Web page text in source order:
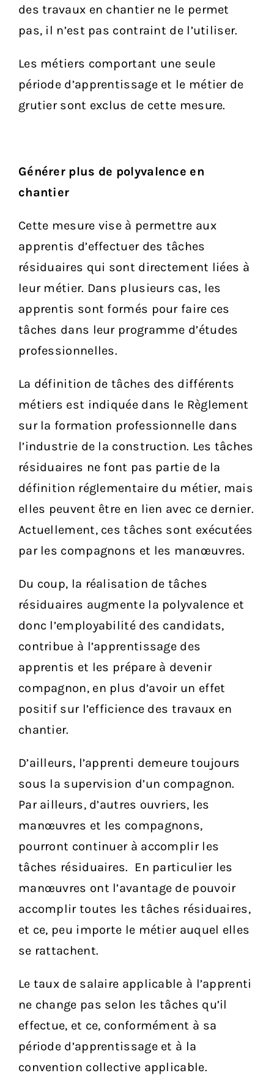
des travaux en chantier ne le permet
pas, il n’est pas contraint de l’utiliser.
Les métiers comportant une seule
période d’apprentissage et le métier de
grutier sont exclus de cette mesure.
Générer plus de polyvalence en
chantier
Cette mesure vise à permettre aux
apprentis d’effectuer des tâches
résiduaires qui sont directement liées à
leur métier. Dans plusieurs cas, les
apprentis sont formés pour faire ces
tâches dans leur programme d’études
professionnelles.
La définition de tâches des différents
métiers est indiquée dans le Règlement
sur la formation professionnelle dans
l’industrie de la construction. Les tâches
résiduaires ne font pas partie de la
définition réglementaire du métier, mais
elles peuvent être en lien avec ce dernier.
Actuellement, ces tâches sont exécutées
par les compagnons et les manœuvres.
Du coup, la réalisation de tâches
résiduaires augmente la polyvalence et
donc l’employabilité des candidats,
contribue à l’apprentissage des
apprentis et les prépare à devenir
compagnon, en plus d’avoir un effet
positif sur l’efficience des travaux en
chantier.
D’ailleurs, l’apprenti demeure toujours
sous la supervision d’un compagnon.
Par ailleurs, d’autres ouvriers, les
manœuvres et les compagnons,
pourront continuer à accomplir les
tâches résiduaires. En particulier les
manœuvres ont l’avantage de pouvoir
accomplir toutes les tâches résiduaires,
et ce, peu importe le métier auquel elles
se rattachent.
Le taux de salaire applicable à l’apprenti
ne change pas selon les tâches qu’il
effectue, et ce, conformément à sa
période d’apprentissage et à la
convention collective applicable.